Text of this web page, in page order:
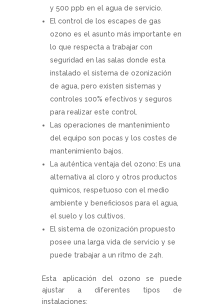
y 500 ppb en el agua de servicio.
El control de los escapes de gas
ozono es el asunto más importante en
lo que respecta a trabajar con
seguridad en las salas donde esta
instalado el sistema de ozonización
de agua, pero existen sistemas y
controles 100% efectivos y seguros
para realizar este control.
Las operaciones de mantenimiento
del equipo son pocas y los costes de
mantenimiento bajos.
La auténtica ventaja del ozono: Es una
alternativa al cloro y otros productos
químicos, respetuoso con el medio
ambiente y beneficiosos para el agua,
el suelo y los cultivos.
El sistema de ozonización propuesto
posee una larga vida de servicio y se
puede trabajar a un ritmo de 24h.
Esta aplicación del ozono se puede
ajustar a diferentes tipos de
instalaciones: